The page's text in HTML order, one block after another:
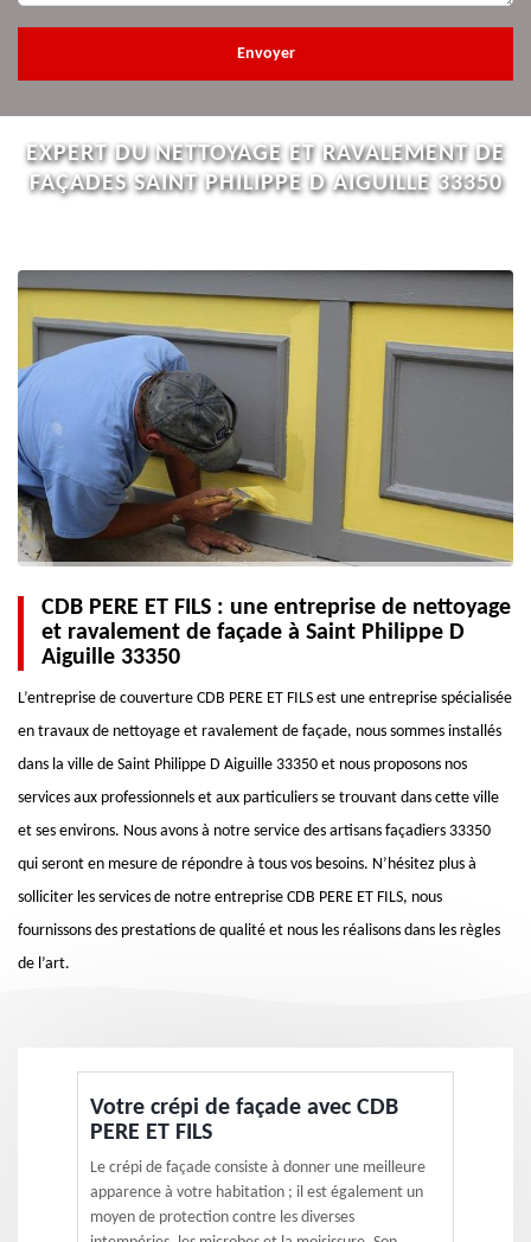
EXPERT DU NETTOYAGE ET RAVALEMENT DE
FAÇADES SAINT PHILIPPE D AIGUILLE 33350
CDB PERE ET FILS : une entreprise de nettoyage
et ravalement de façade à Saint Philippe D
Aiguille 33350
L’entreprise de couverture CDB PERE ET FILS est une entreprise spécialisée
en travaux de nettoyage et ravalement de façade, nous sommes installés
dans la ville de Saint Philippe D Aiguille 33350 et nous proposons nos
services aux professionnels et aux particuliers se trouvant dans cette ville
et ses environs. Nous avons à notre service des artisans façadiers 33350
qui seront en mesure de répondre à tous vos besoins. N’hésitez plus à
solliciter les services de notre entreprise CDB PERE ET FILS, nous
fournissons des prestations de qualité et nous les réalisons dans les règles
de l’art.
Votre crépi de façade avec CDB
PERE ET FILS
Le crépi de façade consiste à donner une meilleure
apparence à votre habitation ; il est également un
moyen de protection contre les diverses